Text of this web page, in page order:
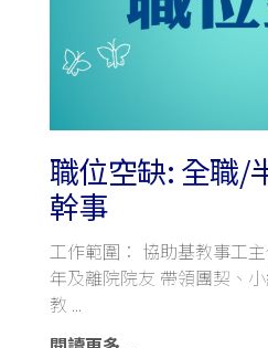
職位空缺: 全職/
幹事
工作範圍： 協助基教事工
年及離院院友 帶領團契、
教